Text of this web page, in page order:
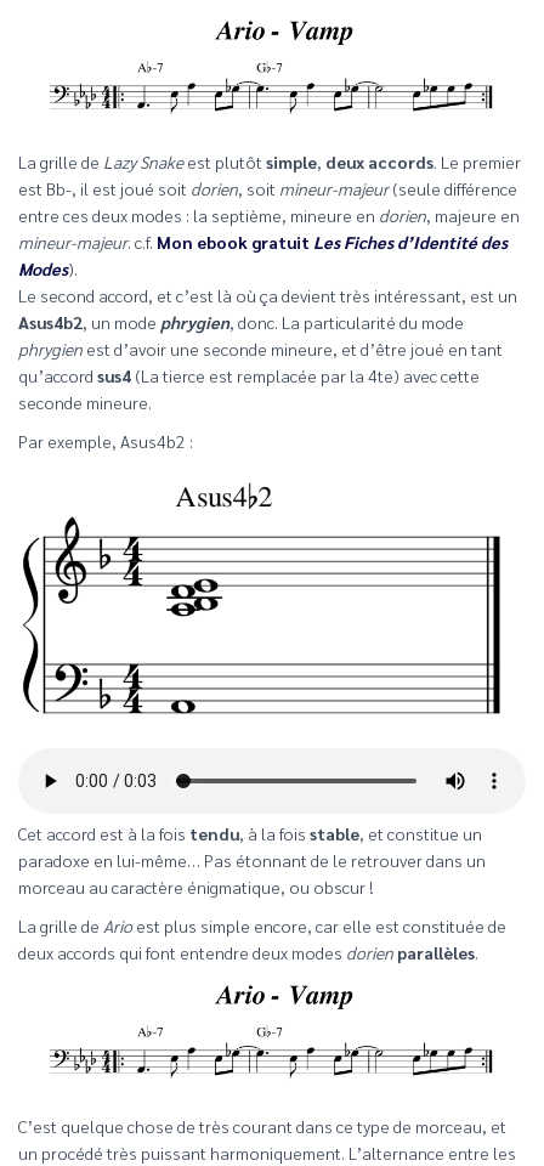
La grille de Lazy Snakeest plutôt simple, deux accords. Le premier
est Bb-, il est joué soit dorien, soit mineur-majeur(seule différence
entre ces deux modes : la septième, mineure en dorien, majeure en
mineur-majeur. c.f. Mon ebook gratuit Les Fiches d’Identité des
Modes).
Le second accord, et c’est là où ça devient très intéressant, est un
Asus4b2, un mode phrygien, donc. La particularité du mode
phrygien est d’avoir une seconde mineure, et d’être joué en tant
qu’accord sus4 (La tierce est remplacée par la 4te) avec cette
seconde mineure.
Par exemple, Asus4b2 :
Cet accord est à la fois tendu, à la fois stable, et constitue un
paradoxe en lui-même… Pas étonnant de le retrouver dans un
morceau au caractère énigmatique, ou obscur !
La grille de Arioest plus simple encore, car elle est constituée de
deux accords qui font entendre deux modes dorien parallèles.
C’est quelque chose de très courant dans ce type de morceau, et
un procédé très puissant harmoniquement. L’alternance entre les